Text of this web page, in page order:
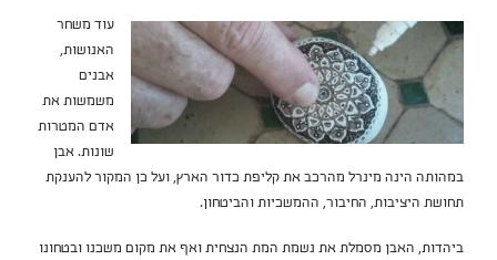
עוד משחר
האנושות,
אבנים
משמשות את
אדם המטרות
שונות. אבן
במהותה הינה מינרל מהרכב את קליפת כדור הארץ, ועל כן המקור להענקת
תחושת היציבות, החיבור, ההמשכיות והביטחון.
ביהדות, האבן מסמלת את נשמת המת הנצחית ואף את מקום משכנו ובטחונו